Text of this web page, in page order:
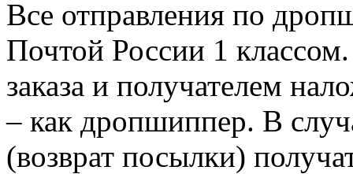
Все отправления по
Почтой России 1
заказа и получателем
– как дропшиппер. В
(возврат посылки)